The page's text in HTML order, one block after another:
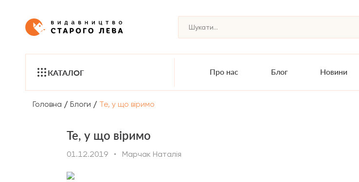
КАТАЛОГ Про нас Блог Новини
Головна / Блоги / Те, у що віримо
Те, у що віримо
01.12.2019 • Марчак Наталія